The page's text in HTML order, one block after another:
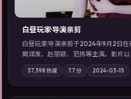
白昼玩家·导演亲剪
白昼玩家·导演亲剪于2024年9月2日在
周润发、赵丽颖、范伟等主演。影片
镇的平静被一封匿名信彻底打破；摄
内亦可通过「国产免费观看高清电视剧
高分佳作，畅享高清在线追剧体验。
37,398 热度 7.7 分 2024-03-15